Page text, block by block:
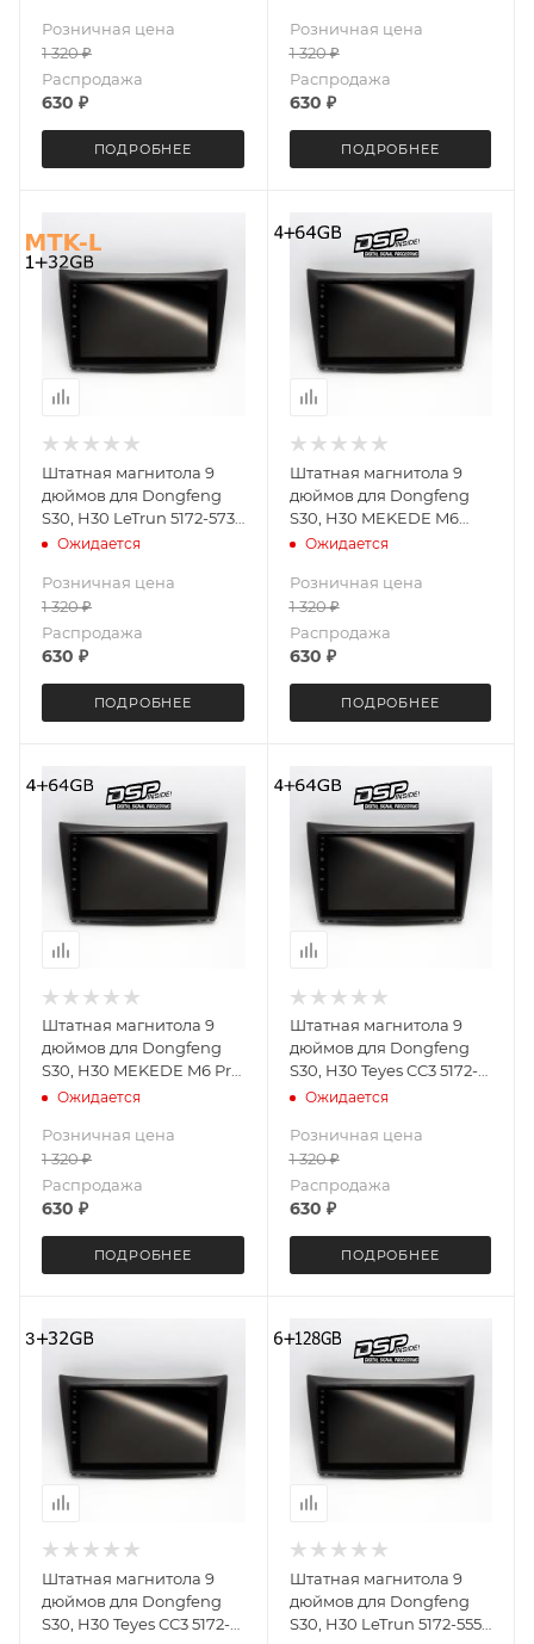
Розничная цена
1 320₽
Распродажа
630 ₽
ПОДРОБНЕЕ
Розничная цена
1 320₽
Распродажа
630 ₽
ПОДРОБНЕЕ
Штатная магнитола 9
дюймов для Dongfeng
S30, H30 LeTrun 5172-5735
XY Android 8 8227L 1+32
Ожидается
Розничная цена
1 320₽
Распродажа
630 ₽
ПОДРОБНЕЕ
Штатная магнитола 9
дюймов для Dongfeng
S30, H30 MEKEDE M6
PLUS 5172-5701 экран 2K
Ожидается
Розничная цена
1 320₽
Распродажа
630 ₽
ПОДРОБНЕЕ
Штатная магнитола 9
дюймов для Dongfeng
S30, H30 MEKEDE M6 Pro
5172-5683 Android 13 4+64
Ожидается
Розничная цена
1 320₽
Распродажа
630 ₽
ПОДРОБНЕЕ
Штатная магнитола 9
дюймов для Dongfeng
S30, H30 Teyes CC3 5172-
5602 2K экран 4+64G
Ожидается
Розничная цена
1 320₽
Распродажа
630 ₽
ПОДРОБНЕЕ
Штатная магнитола 9
дюймов для Dongfeng
S30, H30 Teyes CC3 5172-
Штатная магнитола 9
дюймов для Dongfeng
S30, H30 LeTrun 5172-5557